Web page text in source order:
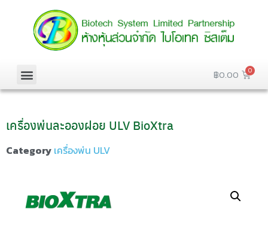
฿0.00
เครื่องพ่นละอองฝอย ULV BioXtra
Category เครื่องพ่น ULV